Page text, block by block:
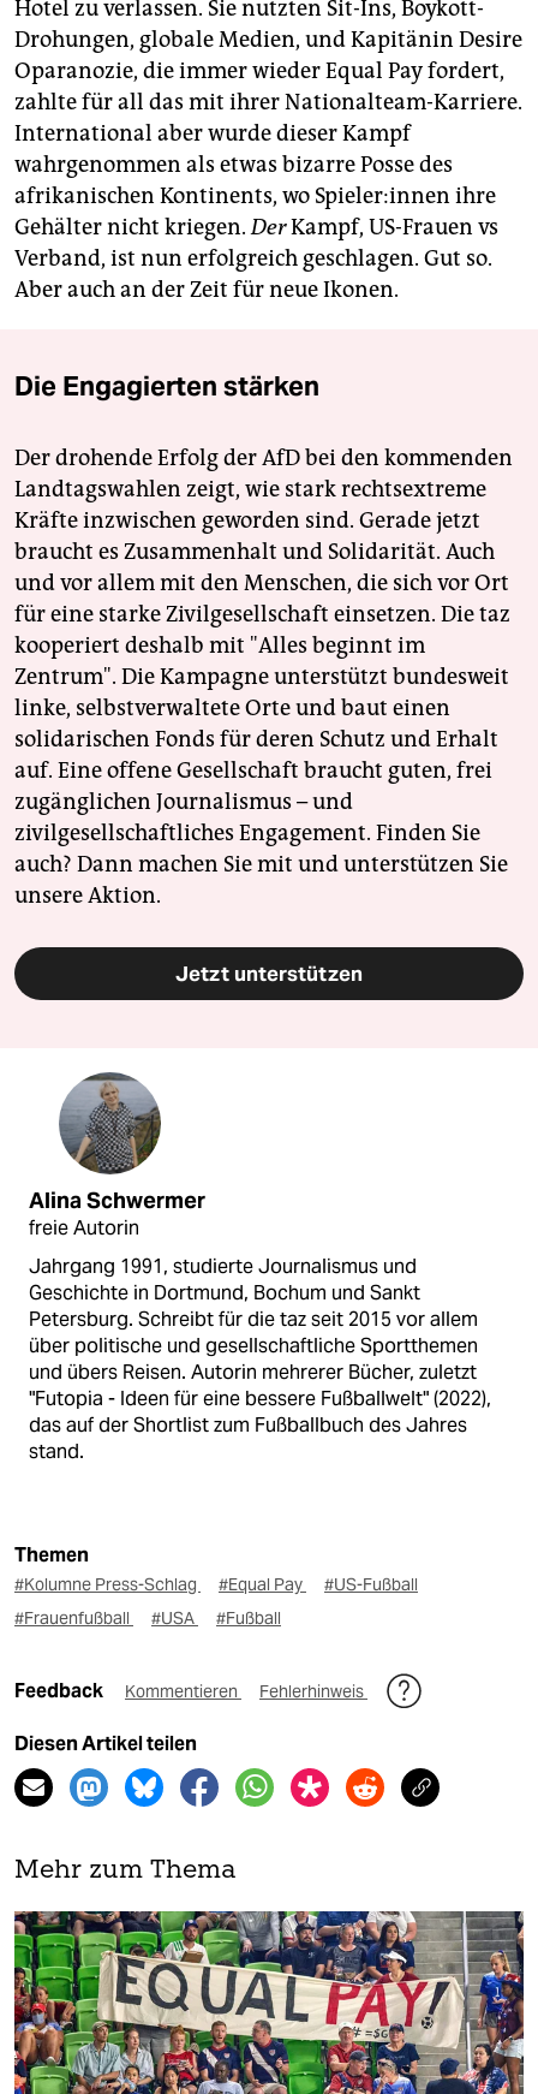
Hotel zu verlassen. Sie nutzten Sit-Ins, Boykott-
Drohungen, globale Medien, und Kapitänin Desire
Oparanozie, die immer wieder Equal Pay fordert,
zahlte für all das mit ihrer Nationalteam-Karriere.
International aber wurde dieser Kampf
wahrgenommen als etwas bizarre Posse des
afrikanischen Kontinents, wo Spie­le­r:in­nen ihre
Gehälter nicht kriegen.DerKampf, US-Frauen vs
Verband, ist nun erfolgreich geschlagen. Gut so.
Aber auch an der Zeit für neue Ikonen.
Die Engagierten stärken
Der drohende Erfolg der AfD bei den kommenden
Landtagswahlen zeigt, wie stark rechtsextreme
Kräfte inzwischen geworden sind. Gerade jetzt
braucht es Zusammenhalt und Solidarität. Auch
und vor allem mit den Menschen, die sich vor Ort
für eine starke Zivilgesellschaft einsetzen. Die taz
kooperiert deshalb mit "Alles beginnt im
Zentrum". Die Kampagne unterstützt bundesweit
linke, selbstverwaltete Orte und baut einen
solidarischen Fonds für deren Schutz und Erhalt
auf. Eine offene Gesellschaft braucht guten, frei
zugänglichen Journalismus – und
zivilgesellschaftliches Engagement. Finden Sie
auch? Dann machen Sie mit und unterstützen Sie
unsere Aktion.
Jetzt unterstützen
Alina Schwermer
freie Autorin
Jahrgang 1991, studierte Journalismus und
Geschichte in Dortmund, Bochum und Sankt
Petersburg. Schreibt für die taz seit 2015 vor allem
über politische und gesellschaftliche Sportthemen
und übers Reisen. Autorin mehrerer Bücher, zuletzt
"Futopia - Ideen für eine bessere Fußballwelt" (2022),
das auf der Shortlist zum Fußballbuch des Jahres
stand.
Themen
#Kolumne Press-Schlag #Equal Pay
#US-Fußball
#Frauenfußball
#USA #Fußball
Feedback Kommentieren Fehlerhinweis
Diesen Artikel teilen
Mehr zum Thema